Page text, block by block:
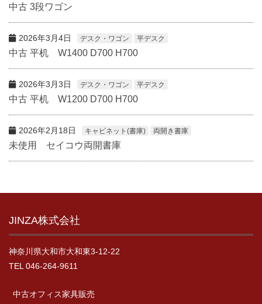
中古 3段ワゴン
2026年3月4日 デスク・ワゴン 平デスク
中古 平机 W1400 D700 H700
2026年3月3日 デスク・ワゴン 平デスク
中古 平机 W1200 D700 H700
2026年2月18日 キャビネット(書庫) 両開き書庫
未使用 セイコウ両開書庫
JINZA株式会社
神奈川県大和市大和東3-12-22
TEL 046-264-9611
中古オフィス家具販売